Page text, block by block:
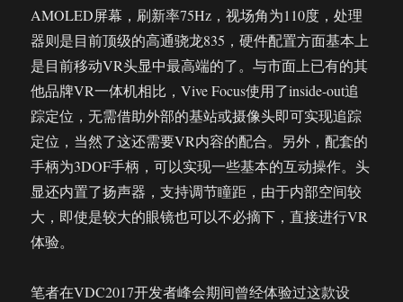
AMOLED屏幕，刷新率75Hz，视场角为110度，处理
器则是目前顶级的高通骁龙835，硬件配置方面基本上
是目前移动VR头显中最高端的了。与市面上已有的其
他品牌VR一体机相比，Vive Focus使用了inside-out追
踪定位，无需借助外部的基站或摄像头即可实现追踪
定位，当然了这还需要VR内容的配合。另外，配套的
手柄为3DOF手柄，可以实现一些基本的互动操作。头
显还内置了扬声器，支持调节瞳距，由于内部空间较
大，即使是较大的眼镜也可以不必摘下，直接进行VR
体验。
笔者在VDC2017开发者峰会期间曾经体验过这款设